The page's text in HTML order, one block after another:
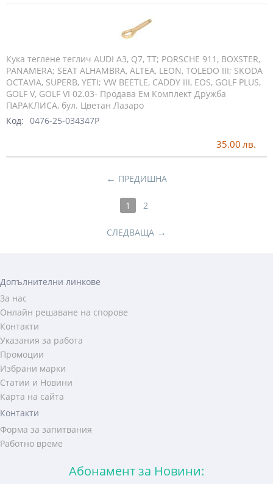
Кука теглене теглич AUDI A3, Q7, TT; PORSCHE 911, BOXSTER,
PANAMERA; SEAT ALHAMBRA, ALTEA, LEON, TOLEDO III; SKODA
OCTAVIA, SUPERB, YETI; VW BEETLE, CADDY III, EOS, GOLF PLUS,
GOLF V, GOLF VI 02.03- Продава Ем Комплект Дружба
ПАРАКЛИСА, бул. Цветан Лазаро
Код: 0476-25-034347P
35.00 лв.
← ПРЕДИШНА
1 2
СЛЕДВАЩА →
Допълнителни линкове
За нас
Онлайн решаване на спорове
Контакти
Указания за работа
Промоции
Избрани марки
Статии и Новини
Карта на сайта
Контакти
Форма за запитвания
Работно време
Абонамент за Новини: